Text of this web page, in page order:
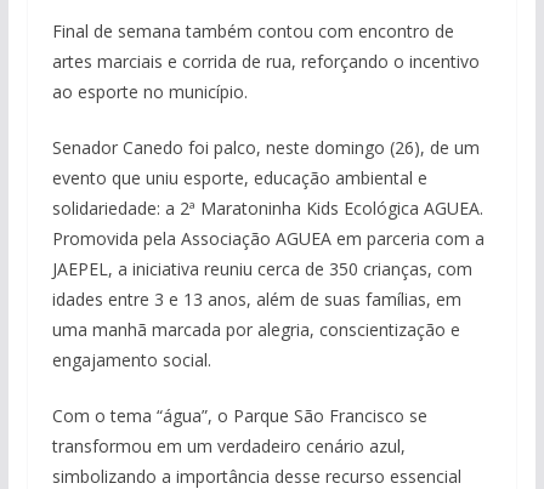
Final de semana também contou com encontro de
artes marciais e corrida de rua, reforçando o incentivo
ao esporte no município.
Senador Canedo foi palco, neste domingo (26), de um
evento que uniu esporte, educação ambiental e
solidariedade: a 2ª Maratoninha Kids Ecológica AGUEA.
Promovida pela Associação AGUEA em parceria com a
JAEPEL, a iniciativa reuniu cerca de 350 crianças, com
idades entre 3 e 13 anos, além de suas famílias, em
uma manhã marcada por alegria, conscientização e
engajamento social.
Com o tema “água”, o Parque São Francisco se
transformou em um verdadeiro cenário azul,
simbolizando a importância desse recurso essencial